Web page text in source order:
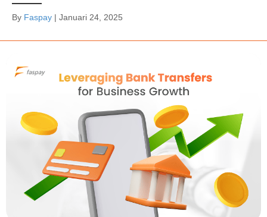
By Faspay | Januari 24, 2025